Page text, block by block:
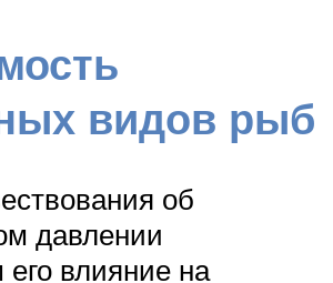
видов рыб
об
давлении
влияние на